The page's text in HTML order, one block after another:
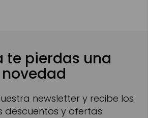
te pierdas una
novedad
newsletter y recibe los
descuentos y ofertas